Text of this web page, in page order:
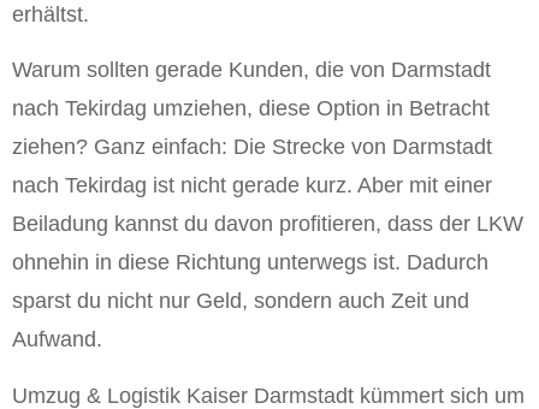
erhältst.
Warum sollten gerade Kunden, die von Darmstadt
nach Tekirdag umziehen, diese Option in Betracht
ziehen? Ganz einfach: Die Strecke von Darmstadt
nach Tekirdag ist nicht gerade kurz. Aber mit einer
Beiladung kannst du davon profitieren, dass der LKW
ohnehin in diese Richtung unterwegs ist. Dadurch
sparst du nicht nur Geld, sondern auch Zeit und
Aufwand.
Umzug & Logistik Kaiser Darmstadt kümmert sich um